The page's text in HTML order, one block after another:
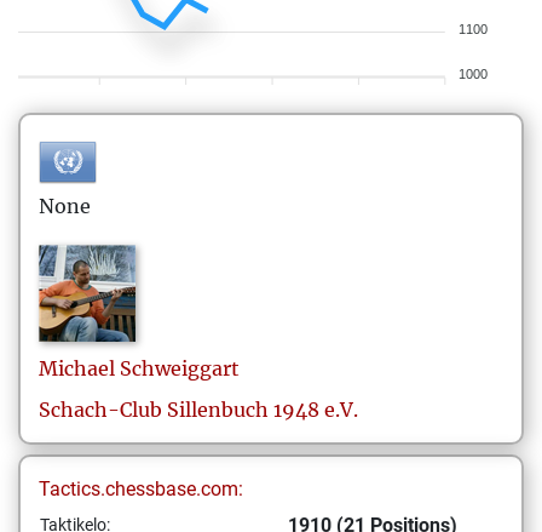
1100
1000
None
Michael Schweiggart
Schach-Club Sillenbuch 1948 e.V.
Tactics.chessbase.com:
Taktikelo: 1910 (21 Positions)